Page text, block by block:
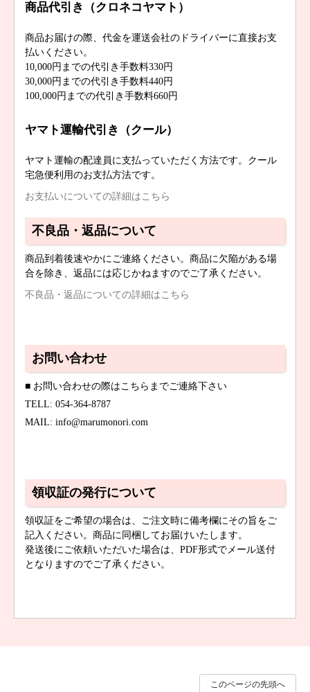
商品代引き（クロネコヤマト）
商品お届けの際、代金を運送会社のドライバーに直接お支
払いください。
10,000円までの代引き手数料330円
30,000円までの代引き手数料440円
100,000円までの代引き手数料660円
ヤマト運輸代引き（クール）
ヤマト運輸の配達員に支払っていただく方法です。クール
宅急便利用のお支払方法です。
お支払いについての詳細はこちら
不良品・返品について
商品到着後速やかにご連絡ください。商品に欠陥がある場
合を除き、返品には応じかねますのでご了承ください。
不良品・返品についての詳細はこちら
お問い合わせ
■ お問い合わせの際はこちらまでご連絡下さい
TELL: 054-364-8787
MAIL: info@marumonori.com
領収証の発行について
領収証をご希望の場合は、ご注文時に備考欄にその旨をご
記入ください。商品に同梱してお届けいたします。
発送後にご依頼いただいた場合は、PDF形式でメール送付
となりますのでご了承ください。
このページの先頭へ